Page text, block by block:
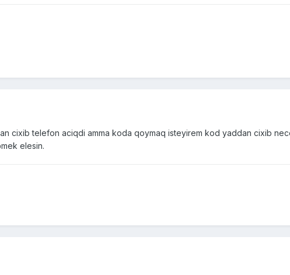
cixib telefon aciqdi amma koda qoymaq isteyirem kod yaddan cixib
elesin.